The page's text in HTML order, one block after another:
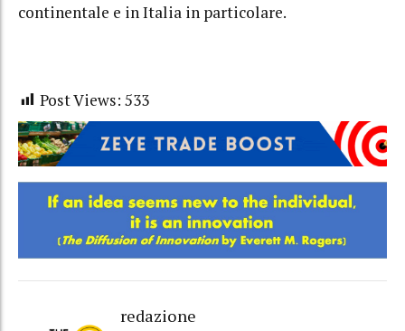
continentale e in Italia in particolare.
Post Views: 533
redazione